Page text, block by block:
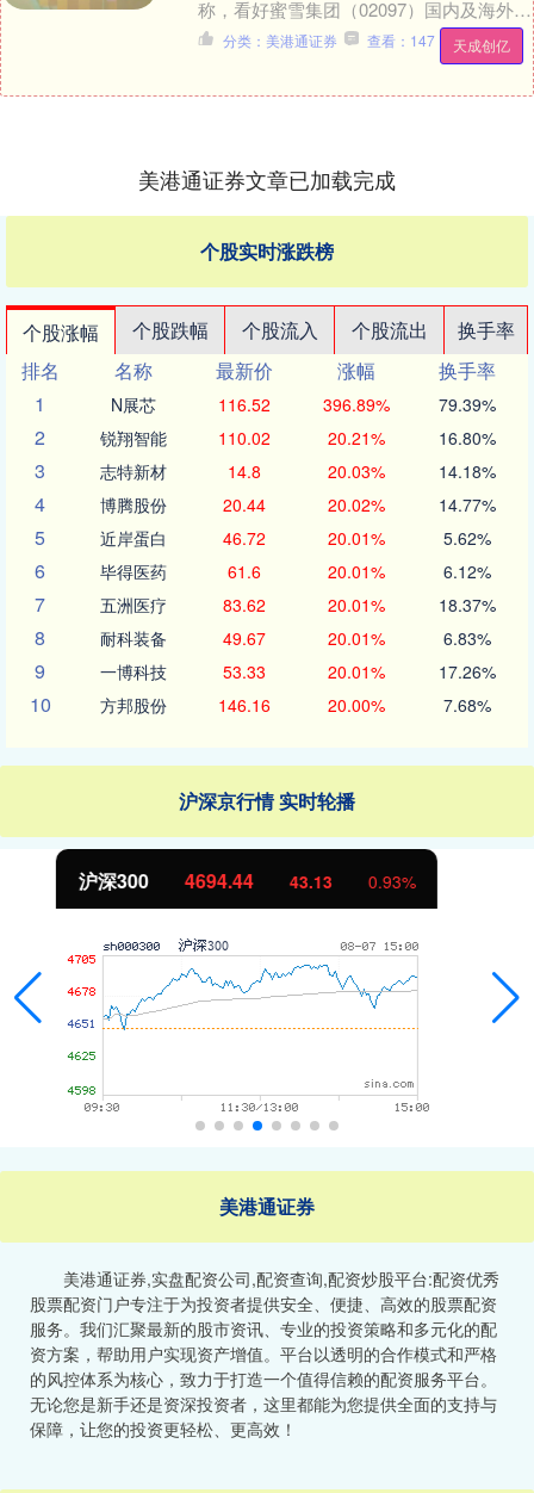
称，看好蜜雪集团（02097）国内及海外市
场渠道扩张，预计公司份额仍将持续提
升....
天成创亿
分类：美港通证券 查看：147
美港通证券文章已加载完成
个股实时涨跌榜
个股涨幅 个股跌幅 个股流入 个股流出
换手率
排名
名称 最新价 涨幅
换手率
1
N展芯 116.52 396.89% 79.39%
2 锐翔智能 110.02 20.21% 16.80%
3 志特新材 14.8 20.03% 14.18%
4 博腾股份 20.44 20.02% 14.77%
5 近岸蛋白 46.72 20.01% 5.62%
6 毕得医药 61.6 20.01% 6.12%
7 五洲医疗 83.62 20.01% 18.37%
8 耐科装备 49.67 20.01% 6.83%
9 一博科技 53.33 20.01% 17.26%
10 方邦股份 146.16 20.00% 7.68%
沪深京行情 实时轮播
北证50 1134.24 11.37 1.01%
美港通证券
美港通证券,实盘配资公司,配资查询,配资炒股平台:配资优秀
股票配资门户专注于为投资者提供安全、便捷、高效的股票配资
服务。我们汇聚最新的股市资讯、专业的投资策略和多元化的配
资方案，帮助用户实现资产增值。平台以透明的合作模式和严格
的风控体系为核心，致力于打造一个值得信赖的配资服务平台。
无论您是新手还是资深投资者，这里都能为您提供全面的支持与
保障，让您的投资更轻松、更高效！